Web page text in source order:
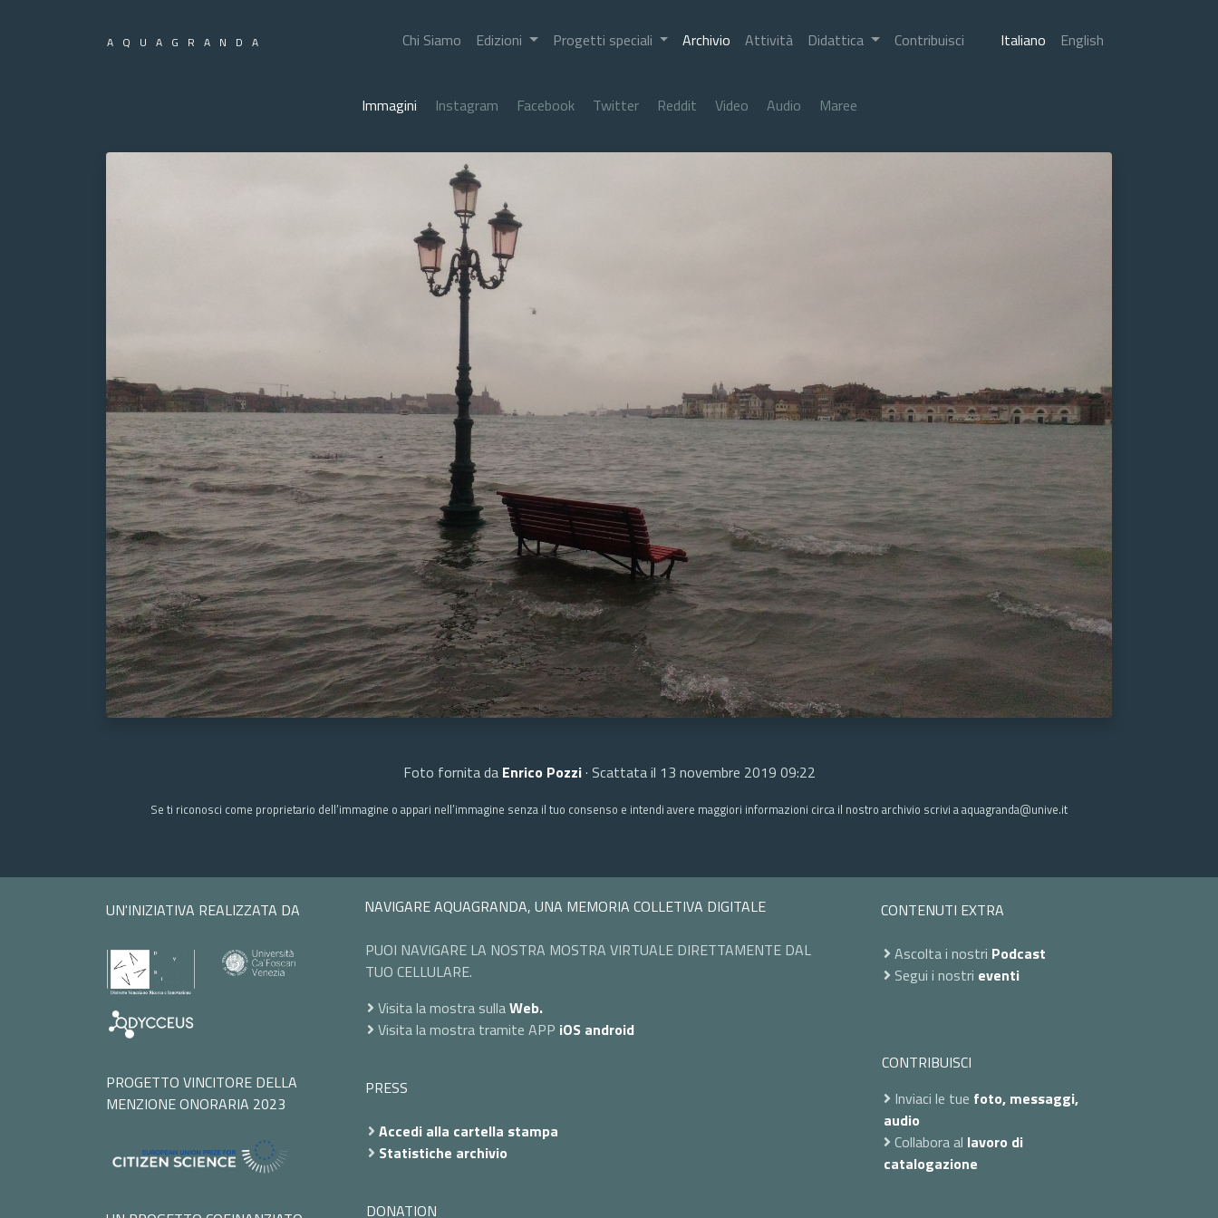
AQUAGRANDA Chi Siamo Edizioni Progetti speciali Archivio Attività Didattica Contribuisci Italiano English
Immagini Instagram Facebook Twitter Reddit Video Audio Maree
Foto fornita da Enrico Pozzi· Scattata il 13 novembre 2019 09:22
Se ti riconosci come proprietario dell’immagine o appari nell’immagine senza il tuo consenso e intendi avere maggiori informazioni circa il nostro archivio scrivi a aquagranda@unive.it
UN'INIZIATIVA REALIZZATA DA
PROGETTO VINCITORE DELLA
MENZIONE ONORARIA 2023
NAVIGARE AQUAGRANDA, UNA MEMORIA COLLETIVA DIGITALE
PUOI NAVIGARE LA NOSTRA MOSTRA VIRTUALE DIRETTAMENTE DAL
TUO CELLULARE.
Visita la mostra sullaWeb.
Visita la mostra tramite APP iOS android
PRESS
Accedi alla cartella stampa
Statistiche archivio
DONATION
CONTENUTI EXTRA
Ascolta i nostri Podcast
Segui i nostri eventi
CONTRIBUISCI
Inviaci le tue foto, messaggi,
audio
Collabora al lavoro di
catalogazione